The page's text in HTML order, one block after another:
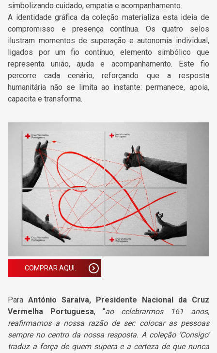
simbolizando cuidado, empatia e acompanhamento.
A identidade gráfica da coleção materializa esta ideia de
compromisso e presença contínua. Os quatro selos
ilustram momentos de superação e autonomia individual,
ligados por um fio contínuo, elemento simbólico que
representa união, ajuda e acompanhamento. Este fio
percorre cada cenário, reforçando que a resposta
humanitária não se limita ao instante: permanece, apoia,
capacita e transforma.
COMPRAR AQUI.
ParaAntónio Saraiva, Presidente Nacional da Cruz
Vermelha Portuguesa, “ao celebrarmos 161 anos,
reafirmamos a nossa razão de ser: colocar as pessoas
sempre no centro da nossa resposta. A coleção ‘Consigo’
traduz a força de quem supera e a certeza de que nunca